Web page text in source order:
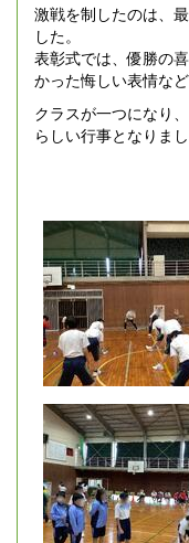
激戦を制したのは、
した。
表彰式では、優勝の
かった悔しい表情な
クラスが一つになり
らしい行事となりまし